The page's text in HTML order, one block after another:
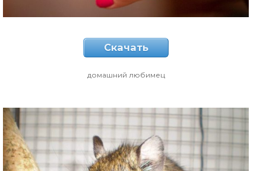
Скачать
домашний любимец